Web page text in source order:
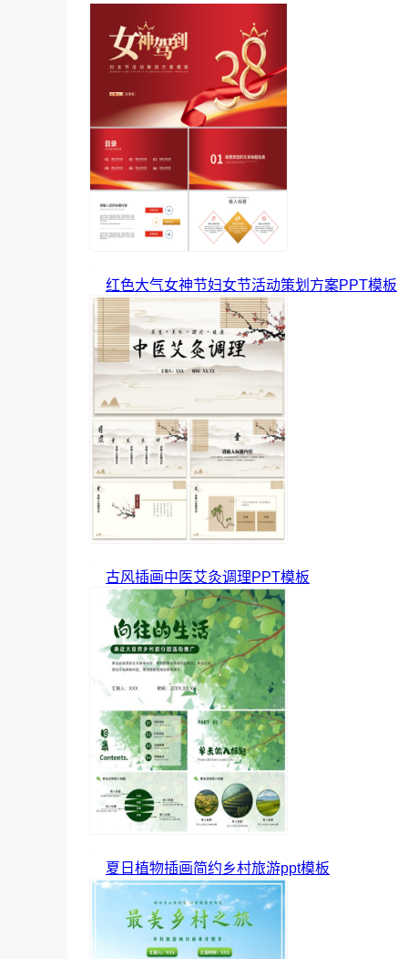
红色大气女神节妇女节活动策划方案PPT模板
古风插画中医艾灸调理PPT模板
夏日植物插画简约乡村旅游ppt模板